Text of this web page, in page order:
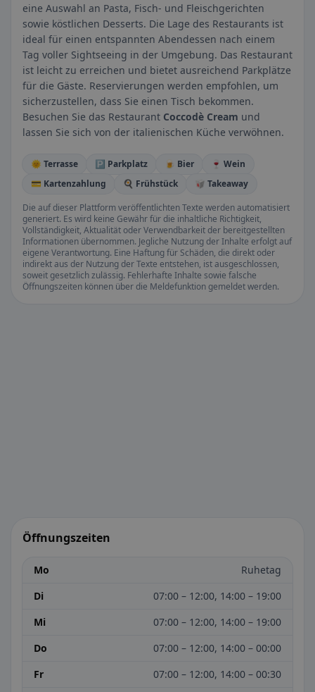
eine Auswahl an Pasta, Fisch- und Fleischgerichten
sowie köstlichen Desserts. Die Lage des Restaurants ist
ideal für einen entspannten Abendessen nach einem
Tag voller Sightseeing in der Umgebung. Das Restaurant
ist leicht zu erreichen und bietet ausreichend Parkplätze
für die Gäste. Reservierungen werden empfohlen, um
sicherzustellen, dass Sie einen Tisch bekommen.
Besuchen Sie das Restaurant Coccodè Cream und
lassen Sie sich von der italienischen Küche verwöhnen.
🌞 Terrasse 🅿️ Parkplatz 🍺 Bier
🍷 Wein
💳 Kartenzahlung
🍳 Frühstück
🥡 Takeaway
Die auf dieser Plattform veröffentlichten Texte werden automatisiert
generiert. Es wird keine Gewähr für die inhaltliche Richtigkeit,
Vollständigkeit, Aktualität oder Verwendbarkeit der bereitgestellten
Informationen übernommen. Jegliche Nutzung der Inhalte erfolgt auf
eigene Verantwortung. Eine Haftung für Schäden, die direkt oder
indirekt aus der Nutzung der Texte entstehen, ist ausgeschlossen,
soweit gesetzlich zulässig. Fehlerhafte Inhalte sowie falsche
Öffnungszeiten können über die Meldefunktion gemeldet werden.
Öffnungszeiten
Mo
Ruhetag
Di
07:00 – 12:00, 14:00 – 19:00
Mi
07:00 – 12:00, 14:00 – 19:00
Do
07:00 – 12:00, 14:00 – 00:00
Fr
07:00 – 12:00, 14:00 – 00:30